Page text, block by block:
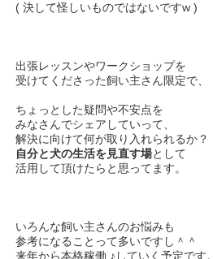
( 決して怪しいものではないですw )
出張レッスンやワークショップを
受けてくださった飼い主さん限定で、
ちょっとした疑問や不安点を
みなさんでシェアしていって、
解決に向けて何が取り入れられるか？
自分と犬の生活を見直す場として
活用して頂けたらと思ってます。
いろんな飼い主さんのお悩みも
参考になることって多いですし＾＾
来年から本格稼働 ♪していく予定です。